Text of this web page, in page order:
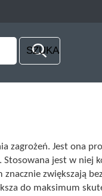
zagrożeń. Jest ona
jest w niej
zwiększają
do maksimum